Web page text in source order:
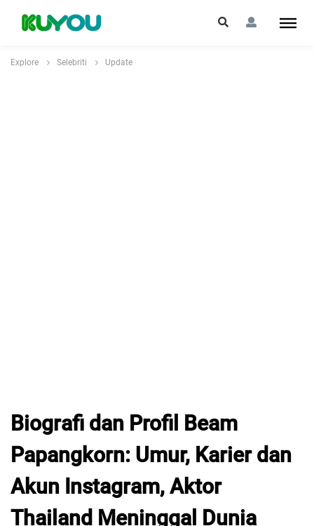
Explore Selebriti Update
Biografi dan Profil Beam
Papangkorn: Umur, Karier dan
Akun Instagram, Aktor
Thailand Meninggal Dunia